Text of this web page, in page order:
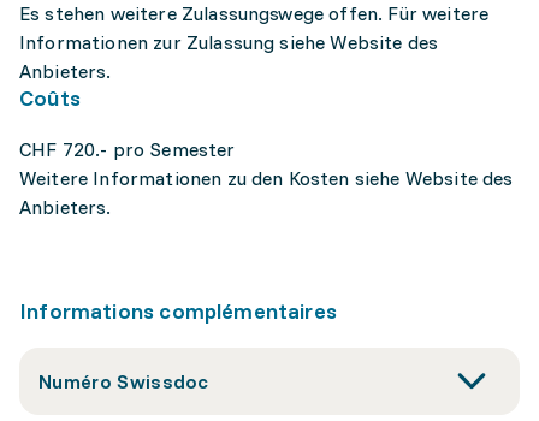
Es stehen weitere Zulassungswege offen. Für weitere
Informationen zur Zulassung siehe Website des
Anbieters.
Coûts
CHF 720.- pro Semester
Weitere Informationen zu den Kosten siehe Website des
Anbieters.
Informations complémentaires
Numéro Swissdoc